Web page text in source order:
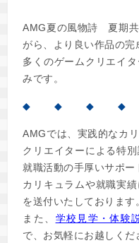
AMG夏の風物詩 夏期共
がら、より良い作品の完
多くのゲームクリエイ
みです。
◆ ◆ ◆ ◆
AMGでは、実践的なカ
クリエイターによる特
就職活動の手厚いサポー
カリキュラムや就職実
を送付いたしております
また、 学校見学・体験
で、お気軽にお越しくだ